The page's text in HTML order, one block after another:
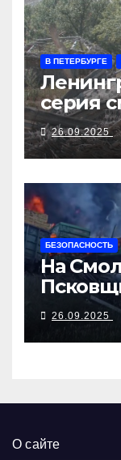
В ПЕТЕРБУРГЕ
серия
26.09.2025
БЕЗОПАСНОСТЬ
На
26.09.2025
О сайте